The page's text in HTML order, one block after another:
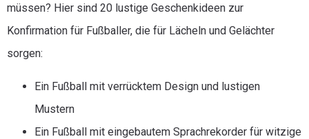
müssen? Hier sind 20 lustige Geschenkideen zur
Konfirmation für Fußballer, die für Lächeln und Gelächter
sorgen:
Ein Fußball mit verrücktem Design und lustigen
Mustern
Ein Fußball mit eingebautem Sprachrekorder für witzige